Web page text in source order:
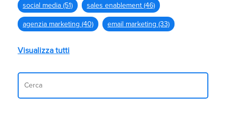
social media (51) sales enablement (46)
agenzia marketing (40) email marketing (33)
Visualizza tutti